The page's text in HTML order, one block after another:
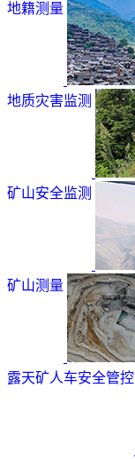
地籍测量
地质灾害监测
矿山安全监测
矿山测量
露天矿人车安全管控